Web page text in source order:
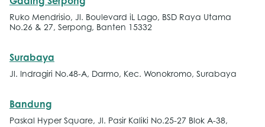
Gading Serpong
Ruko Mendrisio, Jl. Boulevard iL Lago, BSD Raya Utama
No.26 & 27, Serpong, Banten 15332
Surabaya
Jl. Indragiri No.48-A, Darmo, Kec. Wonokromo, Surabaya
Bandung
Paskal Hyper Square, Jl. Pasir Kaliki No.25-27 Blok A-38,